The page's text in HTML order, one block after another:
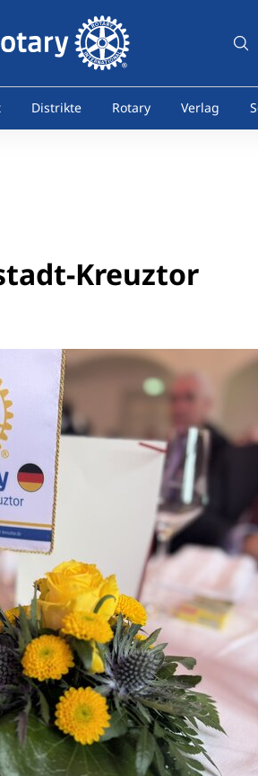
Distrikte Rotary Verlag
Kreuztor